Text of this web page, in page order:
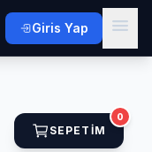
Giris Yap
SEPETIM
0